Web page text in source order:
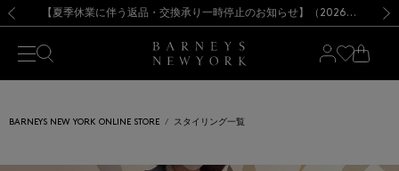
新規登録のお客様も対象！＜MY BARNEYS＞会員のお客様は11,000円（税込）以上のお買上げで常時送料無料！お買い物の際は会員登録を！
【夏季休業に伴う返品・交換承り一時停止のお知らせ】（2026.8.5）
熊本県を中心とした地震の影響によるお荷物のお届けについて
【開催中】SUMMER SALEのご案内・ご注意事項 新規登録のお客様も対象！＜MY BARNEYS＞会員のお客様は11,000円（税込）以上のお買上げで常時送料無料！お買い物の際は会員登録を！
【夏季休業に伴う返品・交換承り一時停止のお知らせ】（2026.8.5）
BARNEYS NEW YORK ONLINE STORE スタイリング一覧